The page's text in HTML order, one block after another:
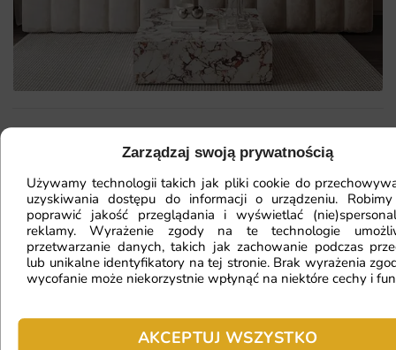
Zarządzaj swoją prywatnością
Używamy technologii takich jak pliki cookie do
uzyskiwania dostępu do informacji o urządzeniu.
poprawić jakość przeglądania i wyświetlać
reklamy. Wyrażenie zgody na te technologie
przetwarzanie danych, takich jak zachowanie podczas
lub unikalne identyfikatory na tej stronie. Brak wyrażenia
wycofanie może niekorzystnie wpłynąć na niektóre cechy i
AKCEPTUJ WSZYSTKO
Mam ścianę o nietypowym kształcie,
fototapetę?
Ile będę czekać na realizację